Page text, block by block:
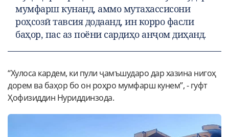
мумфарш кунанд, аммо мутахассисони
роҳсозӣ тавсия додаанд, ин корро фасли
баҳор, пас аз поёни сардиҳо анҷом диҳанд.
“Хулоса кардем, ки пули ҷамъшударо дар хазина нигоҳ
дорем ва баҳор бо он роҳро мумфарш кунем”, - гуфт
Ҳофизиддин Нуриддинзода.